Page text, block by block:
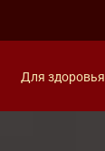
Для здоровья